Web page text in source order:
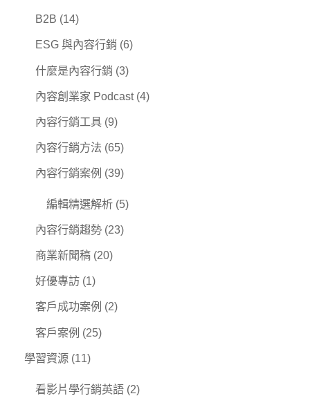
B2B (14)
ESG 與內容行銷 (6)
什麼是內容行銷 (3)
內容創業家 Podcast(4)
內容行銷工具 (9)
內容行銷方法 (65)
內容行銷案例 (39)
編輯精選解析 (5)
內容行銷趨勢 (23)
商業新聞稿 (20)
好優專訪 (1)
客戶成功案例 (2)
客戶案例 (25)
學習資源 (11)
看影片學行銷英語 (2)